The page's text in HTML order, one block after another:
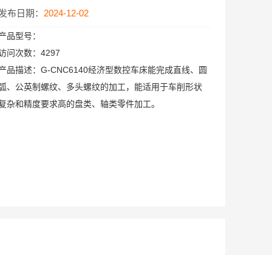
布日期： 2024-12-02
品型号：
问次数：4297
品描述：G-CNC6140经济型数控车床能完成直线、圆
、公英制螺纹、多头螺纹的加工，能适用于车削形状
杂和精度要求高的盘类、轴类零件加工。